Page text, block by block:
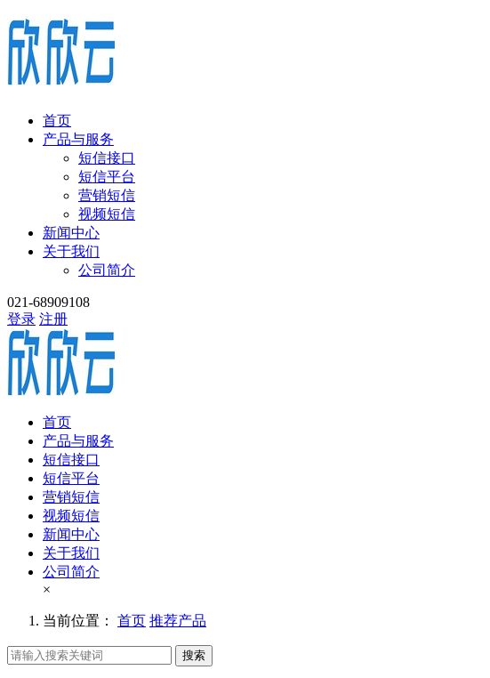
首页
产品与服务
短信接口
短信平台
营销短信
视频短信
新闻中心
关于我们
公司简介
021-68909108
登录 注册
首页
产品与服务
短信接口
短信平台
营销短信
视频短信
新闻中心
关于我们
公司简介
×
当前位置： 首页 推荐产品
搜索